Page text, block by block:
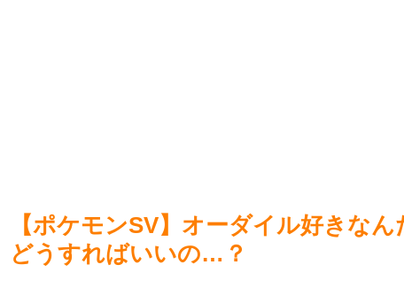
【ポケモンSV】オーダイル好きな
どうすればいいの…？